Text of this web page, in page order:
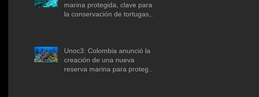
marina protegida, clave para
la conservación de tortugas,
Unoc3: Colombia anunció la
creación de una nueva
reserva marina para proteger